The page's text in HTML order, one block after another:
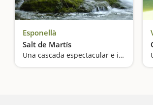
Esponellà
Salt de Martís
Una cascada espectacular e intermitente